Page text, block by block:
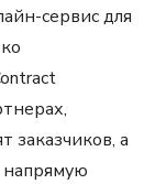
сервис для
заказчиков, а